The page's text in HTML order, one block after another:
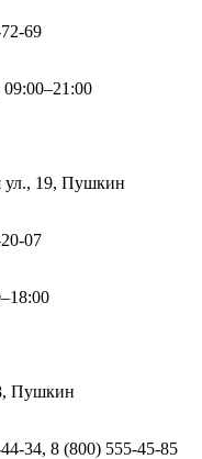
69
ул., 19, Пушкин
07
Пушкин
34, 8 (800) 555-45-85